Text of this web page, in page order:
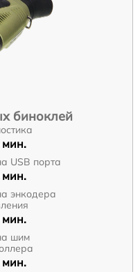
биноклей
мин.
USB порта
мин.
энкодера
мин.
шим
мин.